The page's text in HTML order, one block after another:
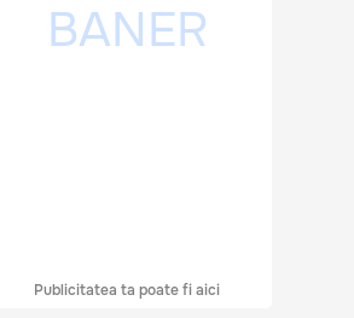
Publicitatea ta poate fi aici